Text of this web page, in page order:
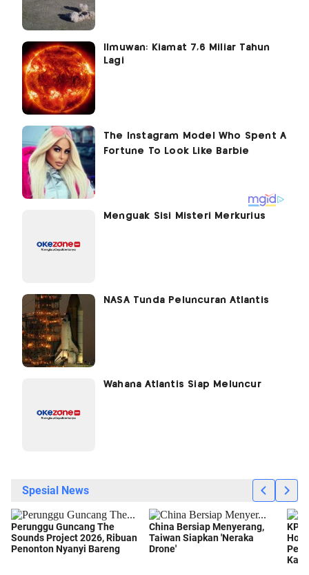
Ilmuwan: Kiamat 7,6 Miliar Tahun
Lagi
Menguak Sisi Misteri Merkurius
NASA Tunda Peluncuran Atlantis
Wahana Atlantis Siap Meluncur